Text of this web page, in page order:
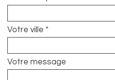
Votre ville *
Votre message